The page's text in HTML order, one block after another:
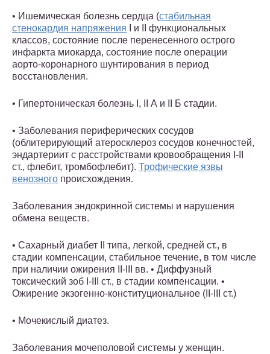
• Ишемическая болезнь сердца (стабильная
стенокардия напряжения I и II функциональных
классов, состояние после перенесенного острого
инфаркта миокарда, состояние после операции
аорто-коронарного шунтирования в период
восстановления.
• Гипертоническая болезнь I, II А и II Б стадии.
• Заболевания периферических сосудов
(облитерирующий атеросклероз сосудов конечностей,
эндартериит с расстройствами кровообращения I-II
ст., флебит, тромбофлебит). Трофические язвы
венозного происхождения.
Заболевания эндокринной системы и нарушения
обмена веществ.
• Сахарный диабет II типа, легкой, средней ст., в
стадии компенсации, стабильное течение, в том числе
при наличии ожирения II-III вв. • Диффузный
токсический зоб I-III ст., в стадии компенсации. •
Ожирение экзогенно-конституциональное (II-III ст.)
• Мочекислый диатез.
Заболевания мочеполовой системы у женщин.